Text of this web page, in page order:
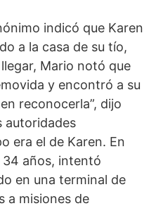
indicó que Karen
a la casa de su tío,
Mario notó que
y encontró a su
reconocerla”, dijo
autoridades
era el de Karen. En
años, intentó
en una terminal de
a misiones de